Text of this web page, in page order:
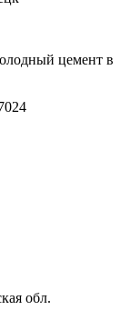
цемент в
обл.